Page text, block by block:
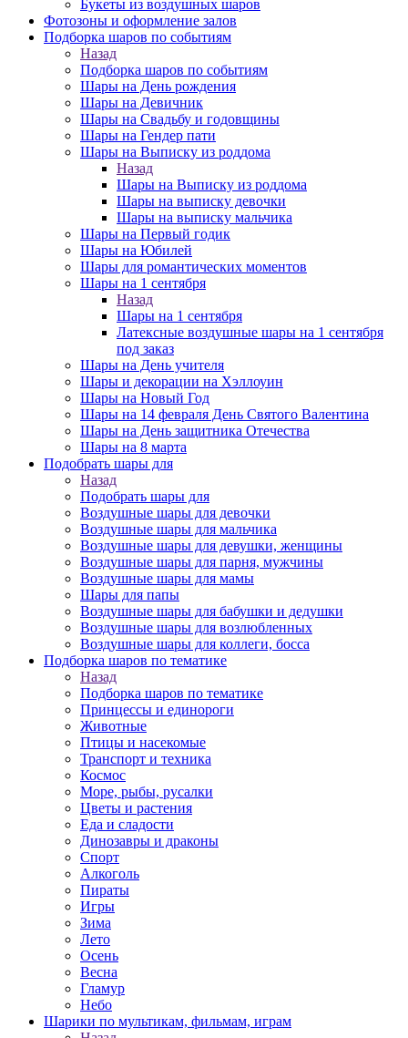
Букеты из воздушных шаров
Фотозоны и оформление залов
Подборка шаров по событиям
Назад
Подборка шаров по событиям
Шары на День рождения
Шары на Девичник
Шары на Свадьбу и годовщины
Шары на Гендер пати
Шары на Выписку из роддома
Назад
Шары на Выписку из роддома
Шары на выписку девочки
Шары на выписку мальчика
Шары на Первый годик
Шары на Юбилей
Шары для романтических моментов
Шары на 1 сентября
Назад
Шары на 1 сентября
Латексные воздушные шары на 1 сентября
под заказ
Шары на День учителя
Шары и декорации на Хэллоуин
Шары на Новый Год
Шары на 14 февраля День Святого Валентина
Шары на День защитника Отечества
Шары на 8 марта
Подобрать шары для
Назад
Подобрать шары для
Воздушные шары для девочки
Воздушные шары для мальчика
Воздушные шары для девушки, женщины
Воздушные шары для парня, мужчины
Воздушные шары для мамы
Шары для папы
Воздушные шары для бабушки и дедушки
Воздушные шары для возлюбленных
Воздушные шары для коллеги, босса
Подборка шаров по тематике
Назад
Подборка шаров по тематике
Принцессы и единороги
Животные
Птицы и насекомые
Транспорт и техника
Космос
Море, рыбы, русалки
Цветы и растения
Еда и сладости
Динозавры и драконы
Спорт
Алкоголь
Пираты
Игры
Зима
Лето
Осень
Весна
Гламур
Небо
Шарики по мультикам, фильмам, играм